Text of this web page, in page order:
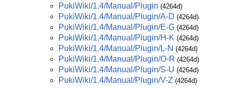
PukiWiki/1.4/Manual/Plugin (4264d)
PukiWiki/1.4/Manual/Plugin/A-D (4264d)
PukiWiki/1.4/Manual/Plugin/E-G (4264d)
PukiWiki/1.4/Manual/Plugin/H-K (4264d)
PukiWiki/1.4/Manual/Plugin/L-N (4264d)
PukiWiki/1.4/Manual/Plugin/O-R (4264d)
PukiWiki/1.4/Manual/Plugin/S-U (4264d)
PukiWiki/1.4/Manual/Plugin/V-Z (4264d)